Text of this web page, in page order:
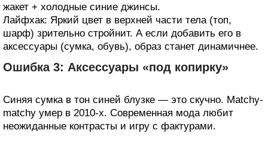
жакет + холодные синие джинсы.
Лайфхак: Яркий цвет в верхней части тела (топ,
шарф) зрительно стройнит. А если добавить его в
аксессуары (сумка, обувь), образ станет динамичнее.
Ошибка 3: Аксессуары «под копирку»
Синяя сумка в тон синей блузке — это скучно. Matchy-
matchy умер в 2010-х. Современная мода любит
неожиданные контрасты и игру с фактурами.